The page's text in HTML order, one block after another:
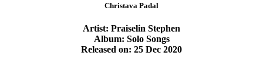
Christava Padal
Artist: Praiselin Stephen
Album: Solo Songs
Released on: 25 Dec 2020